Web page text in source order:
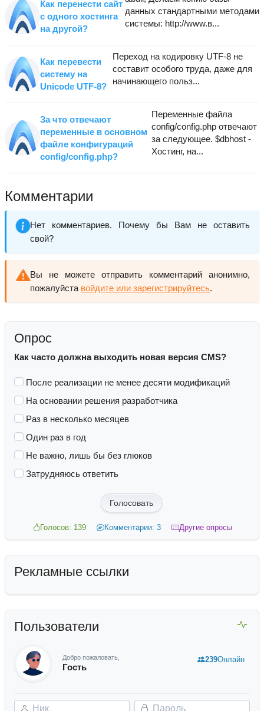
Как перенести сайт
с одного хостинга
на другой?
данных стандартными методами
системы: http://www.в...
Как перевести
систему на
Unicode UTF-8?
Переход на кодировку UTF-8 не
составит особого труда, даже для
начинающего польз...
За что отвечают
переменные в основном
файле конфигураций
config/config.php?
Переменные файла
config/config.php отвечают
за следующее. $dbhost -
Хостинг, на...
Комментарии
Нет комментариев. Почему бы Вам не оставить
свой?
Вы не можете отправить комментарий анонимно,
пожалуйста войдите или зарегистрируйтесь.
Опрос
Как часто должна выходить новая версия CMS?
После реализации не менее десяти модификаций
На основании решения разработчика
Раз в несколько месяцев
Один раз в год
Не важно, лишь бы без глюков
Затрудняюсь ответить
Голосовать
Голосов: 139 Комментарии: 3 Другие опросы
Рекламные ссылки
Пользователи
Добро пожаловать,
Гость
Ник Пароль
239Онлайн